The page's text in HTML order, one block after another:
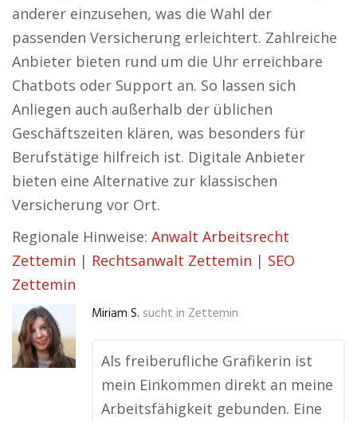
anderer einzusehen, was die Wahl der
passenden Versicherung erleichtert. Zahlreiche
Anbieter bieten rund um die Uhr erreichbare
Chatbots oder Support an. So lassen sich
Anliegen auch außerhalb der üblichen
Geschäftszeiten klären, was besonders für
Berufstätige hilfreich ist. Digitale Anbieter
bieten eine Alternative zur klassischen
Versicherung vor Ort.
Regionale Hinweise: Anwalt Arbeitsrecht
Zettemin | Rechtsanwalt Zettemin | SEO
Zettemin
Miriam S. sucht in Zettemin
Als freiberufliche Grafikerin ist
mein Einkommen direkt an meine
Arbeitsfähigkeit gebunden. Eine